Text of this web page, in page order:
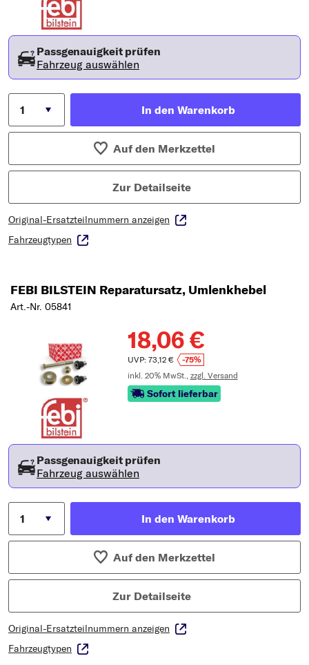
Passgenauigkeit prüfen
Fahrzeug auswählen
In den Warenkorb
Auf den Merkzettel
Zur Detailseite
Original-Ersatzteilnummern anzeigen
Fahrzeugtypen
FEBI BILSTEIN Reparatursatz, Umlenkhebel
Art.-Nr. 05841
18,06 €
UVP: 73,12 €
-75%
inkl. 20% MwSt., zzgl. Versand
Sofort lieferbar
Passgenauigkeit prüfen
Fahrzeug auswählen
In den Warenkorb
Auf den Merkzettel
Zur Detailseite
Original-Ersatzteilnummern anzeigen
Fahrzeugtypen